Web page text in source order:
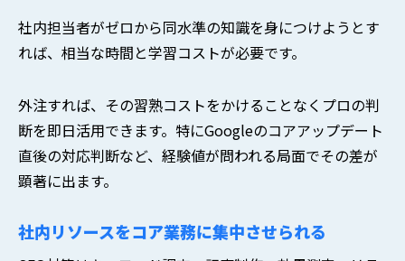
社内担当者がゼロから同水準の知識を身につけようとす
れば、相当な時間と学習コストが必要です。
外注すれば、その習熟コストをかけることなくプロの判
断を即日活用できます。特にGoogleのコアアップデート
直後の対応判断など、経験値が問われる局面でその差が
顕著に出ます。
社内リソースをコア業務に集中させられる